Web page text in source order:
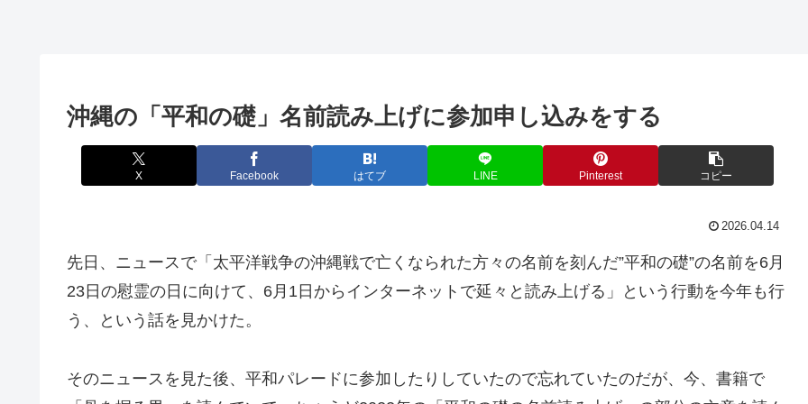
沖縄の「平和の礎」名前読み上げに参加申し込みをする
X Facebook はてブ LINE Pinterest コピー
2026.04.14
先日、ニュースで「太平洋戦争の沖縄戦で亡くなられた方々の名前を刻んだ”平和の礎”の名前を6月
23日の慰霊の日に向けて、6月1日からインターネットで延々と読み上げる」という行動を今年も行
う、という話を見かけた。
そのニュースを見た後、平和パレードに参加したりしていたので忘れていたのだが、今、書籍で